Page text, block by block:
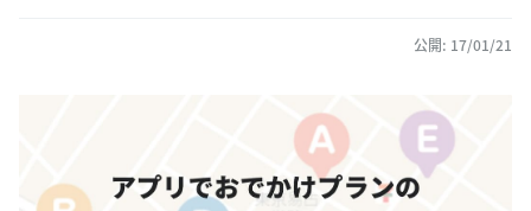
公開: 17/01/21